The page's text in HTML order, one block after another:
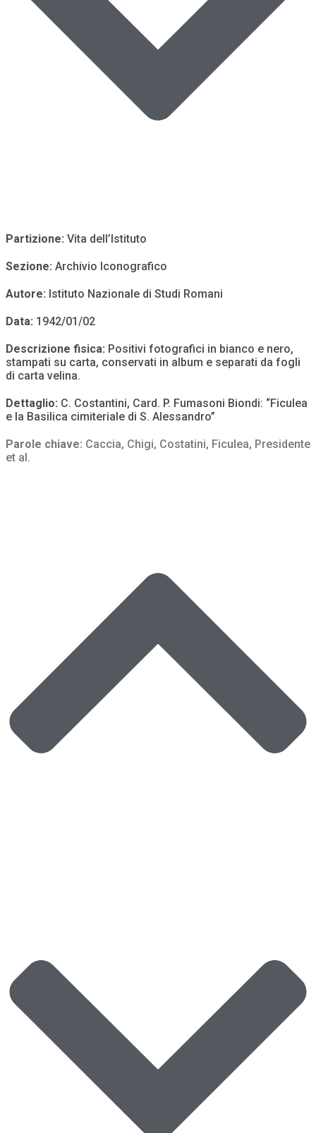
Partizione: Vita dell’Istituto
Sezione: Archivio Iconografico
Autore: Istituto Nazionale di Studi Romani
Data: 1942/01/02
Descrizione fisica: Positivi fotografici in bianco e nero,
stampati su carta, conservati in album e separati da fogli
di carta velina.
Dettaglio: C. Costantini, Card. P. Fumasoni Biondi: “Ficulea
e la Basilica cimiteriale di S. Alessandro”
Parole chiave: Caccia, Chigi, Costatini, Ficulea, Presidente
et al.